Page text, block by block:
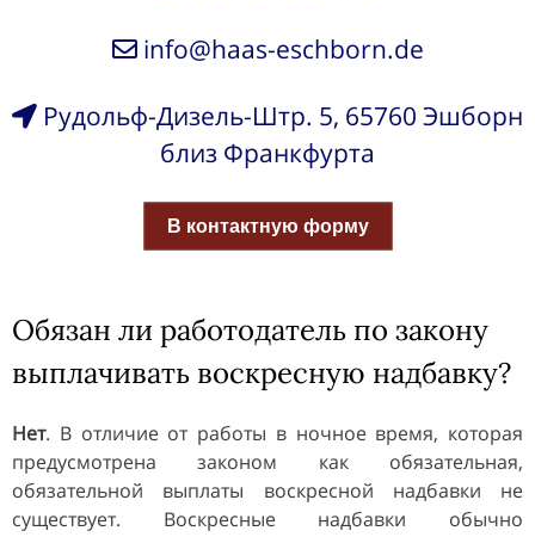
info@haas-eschborn.de
Рудольф-Дизель-Штр. 5, 65760 Эшборн
близ Франкфурта
В контактную форму
Обязан ли работодатель по закону
выплачивать воскресную надбавку?
Нет. В отличие от работы в ночное время, которая
предусмотрена законом как обязательная,
обязательной выплаты воскресной надбавки не
существует. Воскресные надбавки обычно